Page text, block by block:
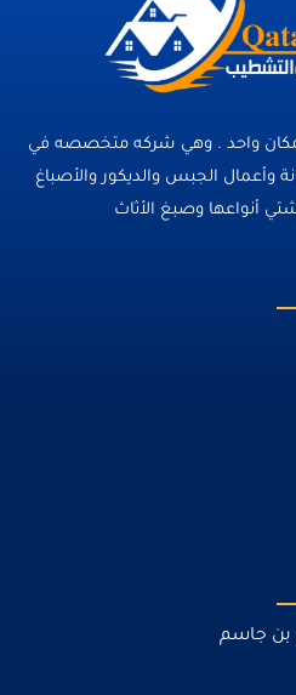
واحد . وهي شركه متخصصه في
وأعمال الجبس والديكور والأصباغ
أنواعها وصبغ الأثاث
بن جاسم